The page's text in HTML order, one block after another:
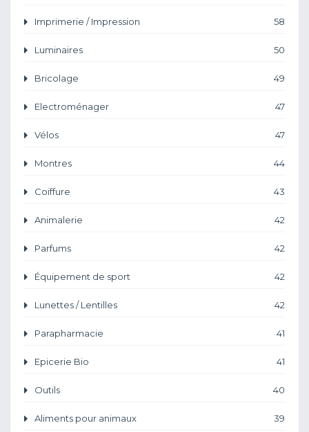
Imprimerie / Impression 58
Luminaires 50
Bricolage 49
Electroménager 47
Vélos 47
Montres 44
Coiffure 43
Animalerie 42
Parfums 42
Équipement de sport 42
Lunettes / Lentilles 42
Parapharmacie 41
Epicerie Bio 41
Outils 40
Aliments pour animaux 39